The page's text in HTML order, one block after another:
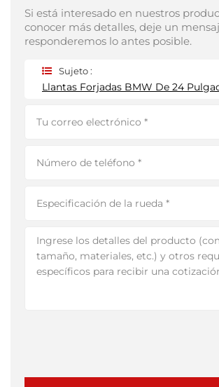
Si está interesado en nuestros
conocer más detalles, deje un
responderemos lo antes posible.
Sujeto :